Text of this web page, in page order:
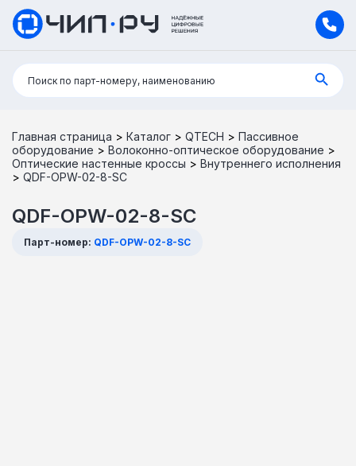
Поиск:
Поиск по парт-номеру, наименованию
Главная страница > Каталог > QTECH > Пассивное
оборудование > Волоконно-оптическое оборудование >
Оптические настенные кроссы > Внутреннего исполнения
> QDF-OPW-02-8-SC
QDF-OPW-02-8-SC
Парт-номер: QDF-OPW-02-8-SC